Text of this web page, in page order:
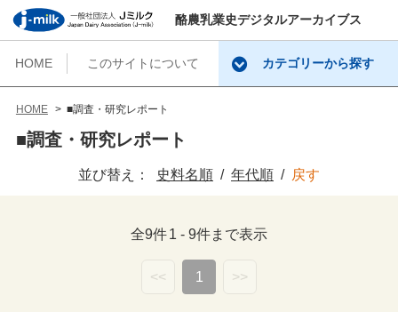
酪農乳業史デジタルアーカイブス
HOME このサイトについて カテゴリーから探す
HOME ■調査・研究レポート
■調査・研究レポート
並び替え： 史料名順 年代順 戻す
全9件1 - 9件まで表示
<< 1 >>